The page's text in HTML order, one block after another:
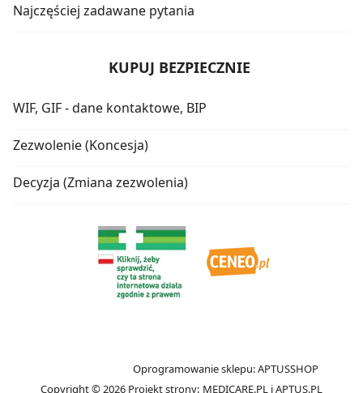
Najczęściej zadawane pytania
KUPUJ BEZPIECZNIE
WIF, GIF - dane kontaktowe, BIP
Zezwolenie (Koncesja)
Decyzja (Zmiana zezwolenia)
Copyright © 2026
Oprogramowanie sklepu:APTUSSHOP
Projekt strony: MEDICARE.PL iAPTUS.PL